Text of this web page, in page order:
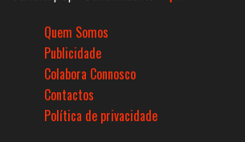
Quem Somos
Publicidade
Colabora Connosco
Contactos
Política de privacidade